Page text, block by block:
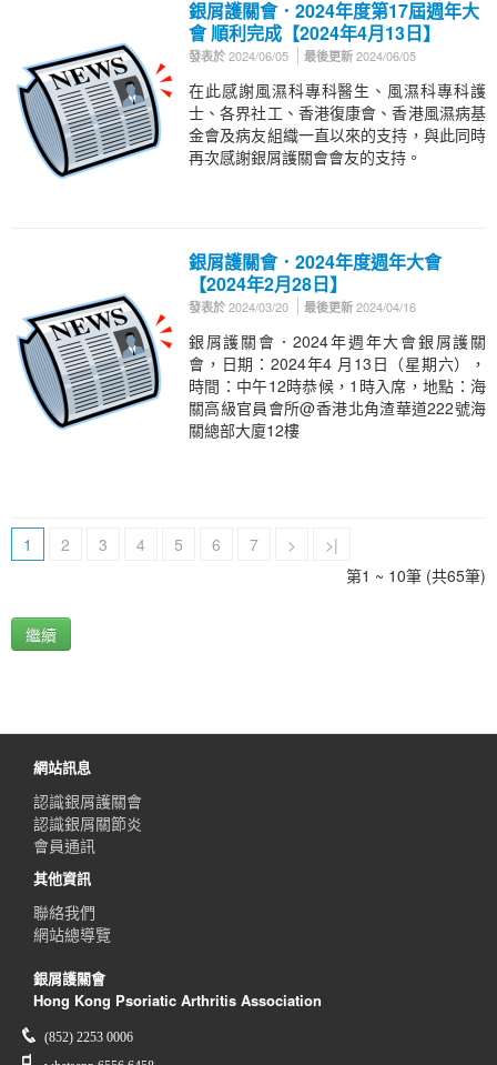
銀屑護關會．2024年度第17屆週年大
會 順利完成【2024年4月13日】
發表於 2024/06/05 最後更新 2024/06/05
在此感謝風濕科專科醫生、風濕科專科護
士、各界社工、香港復康會、香港風濕病基
金會及病友組織一直以來的支持，與此同時
再次感謝銀屑護關會會友的支持。
銀屑護關會．2024年度週年大會
【2024年2月28日】
發表於 2024/03/20 最後更新 2024/04/16
銀屑護關會．2024年週年大會銀屑護關
會，日期：2024年4 月13日（星期六），
時間：中午12時恭候，1時入席，地點：海
關高級官員會所@香港北角渣華道222號海
關總部大廈12樓
1 2 3 4 5 6 7 >
>|
第1 ~ 10筆 (共65筆)
繼續
網站訊息
認識銀屑護關會
認識銀屑關節炎
會員通訊
其他資訊
聯絡我們
網站總導覽
銀屑護關會
Hong Kong Psoriatic Arthritis Association
(852) 2253 0006